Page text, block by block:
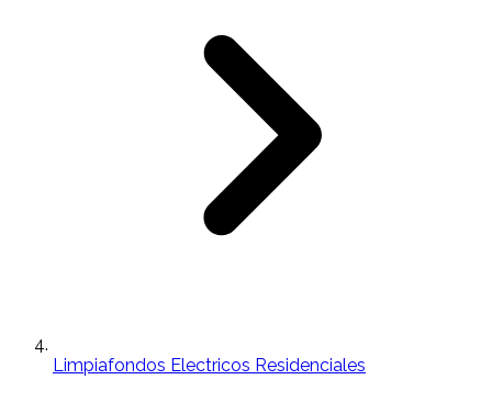
Limpiafondos Electricos Residenciales